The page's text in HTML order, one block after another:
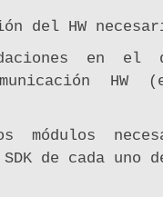
del HW
en
HW
módulos
de cada uno